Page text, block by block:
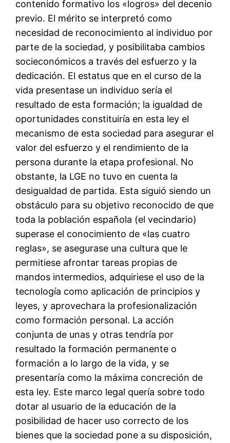
contenido formativo los «logros» del decenio
previo. El mérito se interpretó como
necesidad de reconocimiento al individuo por
parte de la sociedad, y posibilitaba cambios
socieconómicos a través del esfuerzo y la
dedicación. El estatus que en el curso de la
vida presentase un individuo sería el
resultado de esta formación; la igualdad de
oportunidades constituiría en esta ley el
mecanismo de esta sociedad para asegurar el
valor del esfuerzo y el rendimiento de la
persona durante la etapa profesional. No
obstante, la LGE no tuvo en cuenta la
desigualdad de partida. Esta siguió siendo un
obstáculo para su objetivo reconocido de que
toda la población española (el vecindario)
superase el conocimiento de «las cuatro
reglas», se asegurase una cultura que le
permitiese afrontar tareas propias de
mandos intermedios, adquiriese el uso de la
tecnología como aplicación de principios y
leyes, y aprovechara la profesionalización
como formación personal. La acción
conjunta de unas y otras tendría por
resultado la formación permanente o
formación a lo largo de la vida, y se
presentaría como la máxima concreción de
esta ley. Este marco legal quería sobre todo
dotar al usuario de la educación de la
posibilidad de hacer uso correcto de los
bienes que la sociedad pone a su disposición,